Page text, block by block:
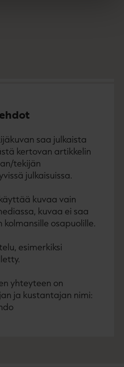
saa julkaista
kertovan artikkelin
tekijän
julkaisuissa.
kuvaa vain
kuvaa ei saa
osapuolille.
esimerkiksi
yhteyteen on
ja kustantajan nimi: